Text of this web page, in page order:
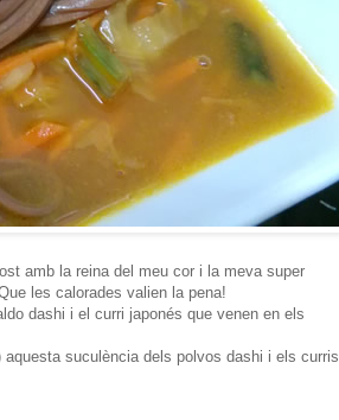
amb la reina del meu cor i la meva super
les calorades valien la pena!
dashi i el curri japonés que venen en els
suculència dels polvos dashi i els curris